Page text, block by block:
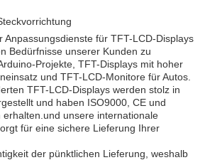
Anpassungsdienste für TFT-LCD-Displays
Bedürfnisse unserer Kunden zu
Projekte, TFT-Displays mit hoher
und TFT-LCD-Monitore für Autos.
TFT-LCD-Displays werden stolz in
und haben ISO9000, CE und
erhalten.und unsere internationale
für eine sichere Lieferung Ihrer
der pünktlichen Lieferung, weshalb